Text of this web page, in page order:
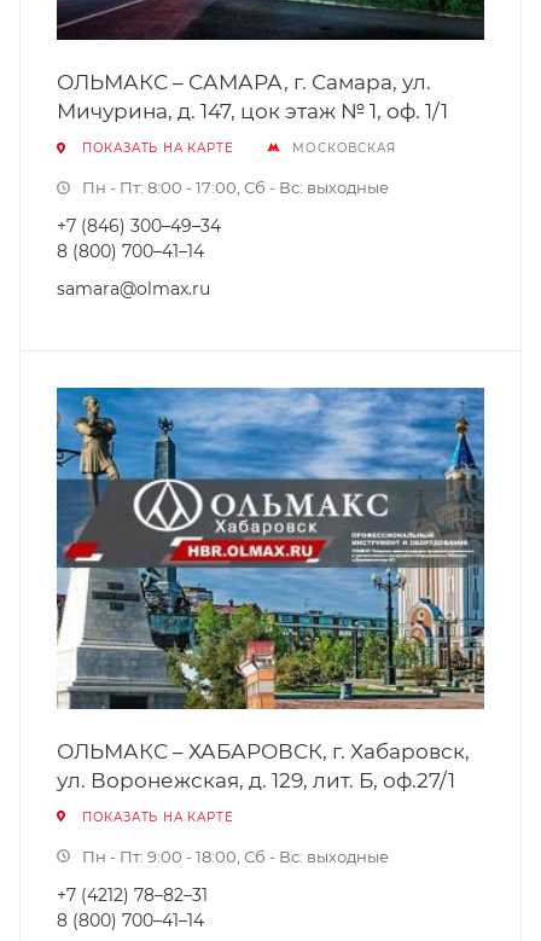
ОЛЬМАКС – САМАРА, г. Самара, ул.
Мичурина, д. 147, цок этаж № 1, оф. 1/1
ПОКАЗАТЬ НА КАРТЕ МОСКОВСКАЯ
Пн - Пт: 8:00 - 17:00, Сб - Вс: выходные
+7 (846) 300–49–34
8 (800) 700–41–14
samara@olmax.ru
ОЛЬМАКС – ХАБАРОВСК, г. Хабаровск,
ул. Воронежская, д. 129, лит. Б, оф.27/1
ПОКАЗАТЬ НА КАРТЕ
Пн - Пт: 9:00 - 18:00, Сб - Вс: выходные
+7 (4212) 78–82–31
8 (800) 700–41–14